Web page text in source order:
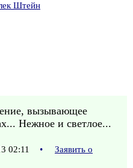
Штейн
вызывающее
Нежное и светлое...
02:11 •
Заявить о